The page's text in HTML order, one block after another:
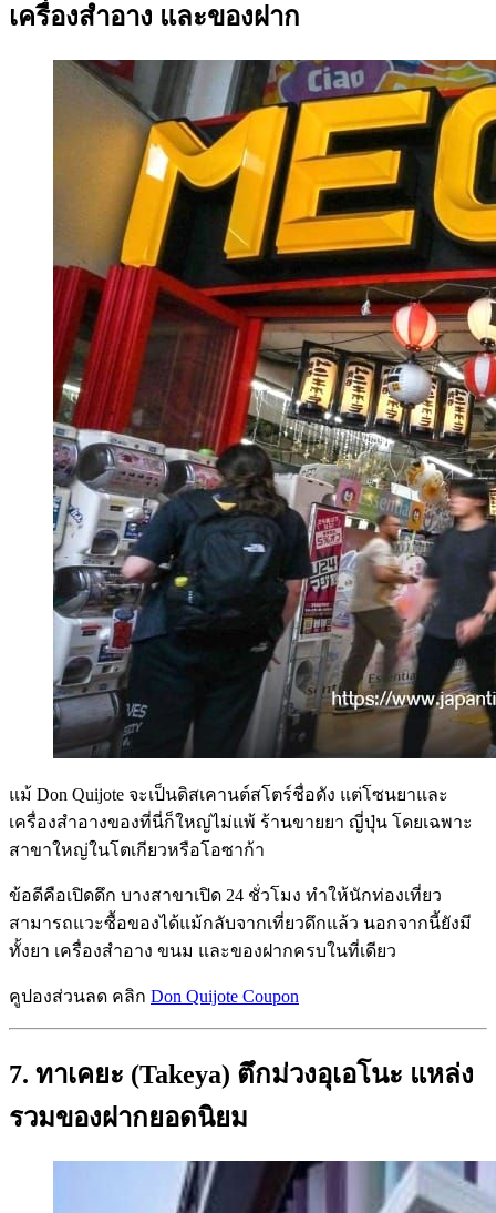
เครื่องสำอาง และของฝาก
แม้ Don Quijote จะเป็นดิสเคานต์สโตร์ชื่อดัง แต่โซนยาและ
เครื่องสำอางของที่นี่ก็ใหญ่ไม่แพ้ ร้านขายยา ญี่ปุ่น โดยเฉพาะ
สาขาใหญ่ในโตเกียวหรือโอซาก้า
ข้อดีคือเปิดดึก บางสาขาเปิด 24 ชั่วโมง ทำให้นักท่องเที่ยว
สามารถแวะซื้อของได้แม้กลับจากเที่ยวดึกแล้ว นอกจากนี้ยังมี
ทั้งยา เครื่องสำอาง ขนม และของฝากครบในที่เดียว
คูปองส่วนลด คลิก Don Quijote Coupon
7. ทาเคยะ (Takeya) ตึกม่วงอุเอโนะ แหล่ง
รวมของฝากยอดนิยม